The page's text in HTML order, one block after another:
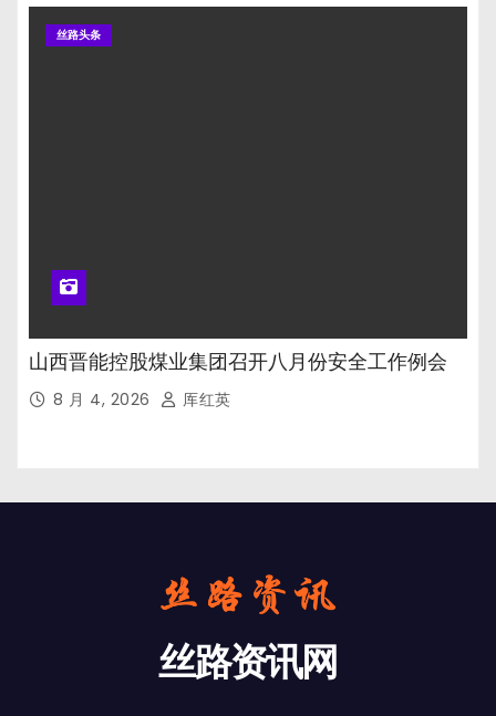
丝路头条
山西晋能控股煤业集团召开八月份安全工作例会
8 月 4, 2026 厍红英
丝路资讯网